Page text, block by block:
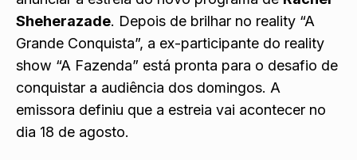
Sheherazade. Depois de brilhar no reality “A
Grande Conquista”, a ex-participante do reality
show “A Fazenda” está pronta para o desafio de
conquistar a audiência dos domingos. A
emissora definiu que a estreia vai acontecer no
dia 18 de agosto.